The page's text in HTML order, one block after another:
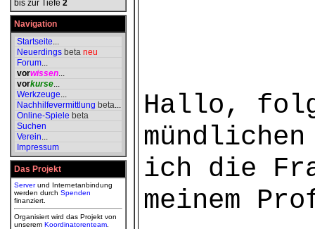
bis zur Tiefe 2
Navigation
Startseite...
Neuerdings beta neu
Forum...
vorwissen...
vorkurse...
Werkzeuge...
Nachhilfevermittlung beta...
Online-Spiele beta
Suchen
Verein...
Impressum
Das Projekt
Serverund Internetanbindung
werden durch Spenden
finanziert.
Organisiert wird das Projekt von
unserem Koordinatorenteam
Hallo,
ich die
meinem